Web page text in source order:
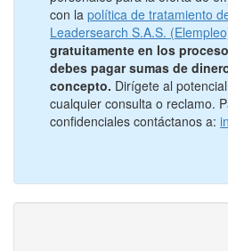
con la política de tratamiento
Leadersearch S.A.S.
gratuitamente en los
debes pagar sumas de
concepto. Dirígete al
cualquier consulta o reclamo.
confidenciales contáctanos a: